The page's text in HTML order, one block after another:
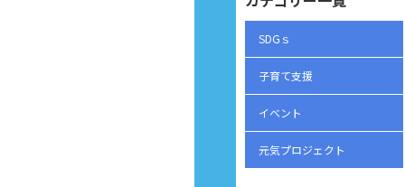
SDGｓ
子育て支援
イベント
元気プロジェクト